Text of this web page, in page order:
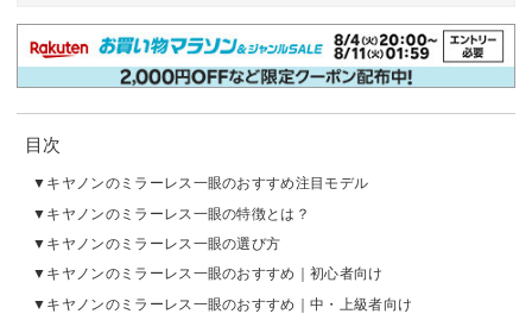
目次
キヤノンのミラーレス一眼のおすすめ注目モデル
キヤノンのミラーレス一眼の特徴とは？
キヤノンのミラーレス一眼の選び方
キヤノンのミラーレス一眼のおすすめ｜初心者向け
キヤノンのミラーレス一眼のおすすめ｜中・上級者向け